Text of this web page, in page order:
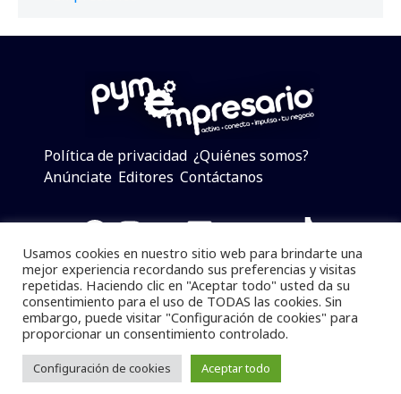
Política de privacidad ¿Quiénes somos?
Anúnciate Editores Contáctanos
Facebook
Instagram
Twitter
LinkedIn
Telegram
YouTube
TikTok
Pymempresario © 2025 Todos los derechos reservados.
Se prohibe el uso de la información total o parcial sin
dar referencia a la fuente.
Desarrollado poryalla ya!
Usamos cookies en nuestro sitio web para brindarte una
mejor experiencia recordando sus preferencias y visitas
repetidas. Haciendo clic en "Aceptar todo" usted da su
consentimiento para el uso de TODAS las cookies. Sin
embargo, puede visitar "Configuración de cookies" para
proporcionar un consentimiento controlado.
Configuración de cookies Aceptar todo